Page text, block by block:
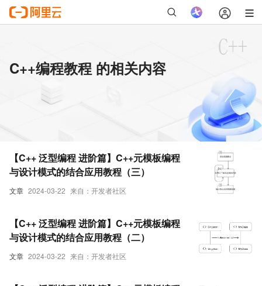
C++编程教程 的相关内容
文章 2024-03-22 来自：开发者社区
【C++ 泛型编程 进阶篇】C++元模板编程
与设计模式的结合应用教程（三）
文章 2024-03-22 来自：开发者社区
【C++ 泛型编程 进阶篇】C++元模板编程
与设计模式的结合应用教程（二）